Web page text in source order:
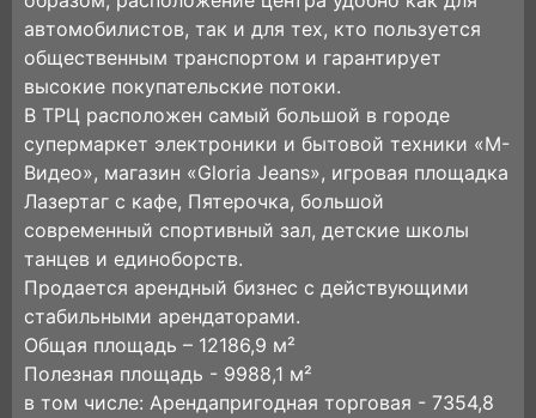
автомобилистов, так и для тех, кто пользуется
общественным транспортом и гарантирует
высокие покупательские потоки.
В ТРЦ расположен самый большой в городе
супермаркет электроники и бытовой техники «М-
Видео», магазин «Gloria Jeans», игровая площадка
Лазертаг с кафе, Пятерочка, большой
современный спортивный зал, детские школы
танцев и единоборств.
Продается арендный бизнес с действующими
стабильными арендаторами.
Общая площадь – 12186,9 м²
Полезная площадь - 9988,1 м²
в том числе: Арендапригодная торговая - 7354,8